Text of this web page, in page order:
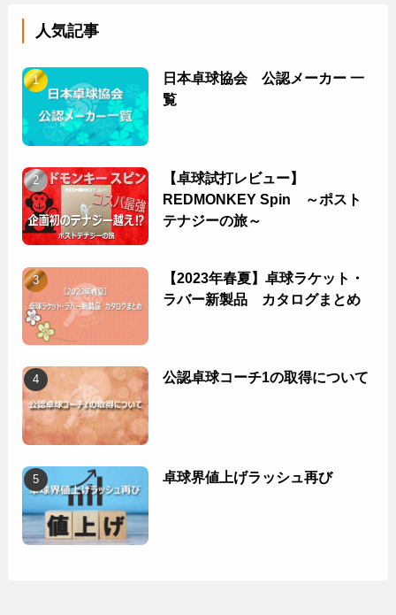
人気記事
日本卓球協会 公認メーカー 一
覧
【卓球試打レビュー】
REDMONKEY Spin ～ポスト
テナジーの旅～
【2023年春夏】卓球ラケット・
ラバー新製品 カタログまとめ
公認卓球コーチ1の取得について
卓球界値上げラッシュ再び